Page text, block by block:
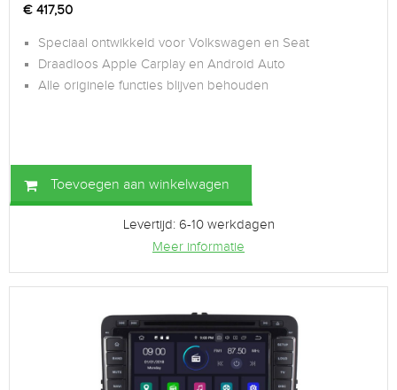
€ 417,50
Speciaal ontwikkeld voor Volkswagen en Seat
Draadloos Apple Carplay en Android Auto
Alle originele functies blijven behouden
Toevoegen aan winkelwagen
Levertijd: 6-10 werkdagen
Meer informatie